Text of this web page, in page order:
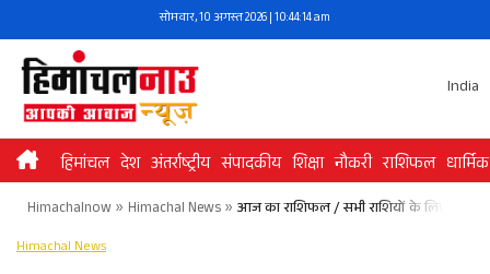
to
content
सोमवार, 10 अगस्त 2026 | 10:44:15 am
India
हिमांचल देश अंतर्राष्ट्रीय संपादकीय शिक्षा नौकरी राशिफल धार्मिक
Himachalnow» Himachal News» आज का राशिफल / सभी राशियों के लिए आज
Himachal News